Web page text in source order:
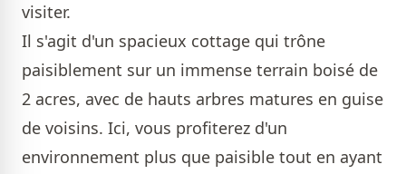
visiter.
Il s'agit d'un spacieux cottage qui trône
paisiblement sur un immense terrain boisé de
2 acres, avec de hauts arbres matures en guise
de voisins. Ici, vous profiterez d'un
environnement plus que paisible tout en ayant